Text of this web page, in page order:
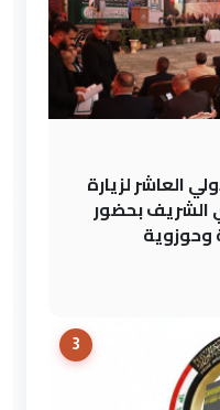
العاشر لزيارة
الشريف بحضور
3